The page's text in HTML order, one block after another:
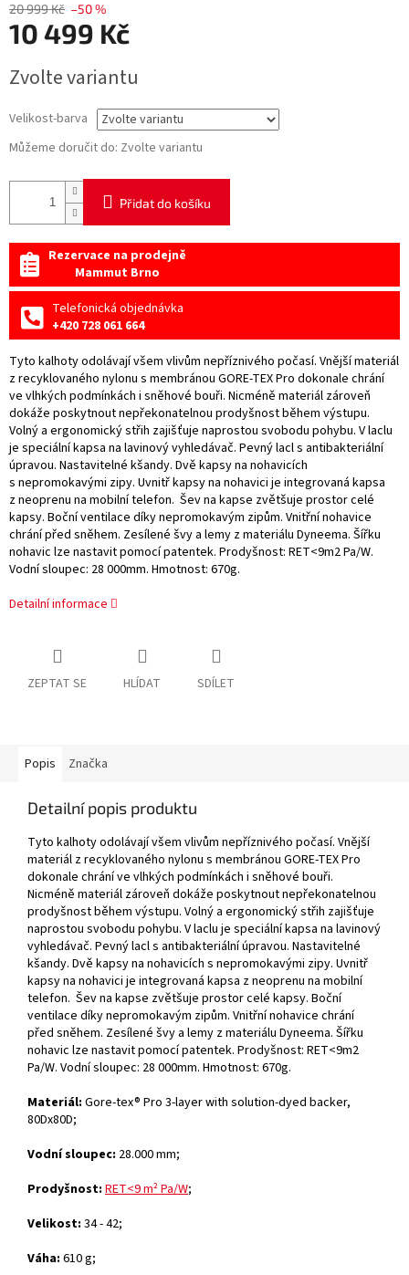
20 999 Kč –50 %
10 499 Kč
cena:
Zvolte variantu
Velikost-barva
Můžeme doručit do: Zvolte variantu
Přidat do košíku
Rezervace na prodejně
Mammut Brno
Telefonická objednávka
+420 728 061 664
Tyto kalhoty odolávají všem vlivům nepříznivého počasí. Vnější materiál
z recyklovaného nylonu s membránou GORE-TEX Pro dokonale chrání
ve vlhkých podmínkách i sněhové bouři. Nicméně materiál zároveň
dokáže poskytnout nepřekonatelnou prodyšnost během výstupu.
Volný a ergonomický střih zajišťuje naprostou svobodu pohybu. V laclu
je speciální kapsa na lavinový vyhledávač. Pevný lacl s antibakteriální
úpravou. Nastavitelné kšandy. Dvě kapsy na nohavicích
s nepromokavými zipy. Uvnitř kapsy na nohavici je integrovaná kapsa
z neoprenu na mobilní telefon. Šev na kapse zvětšuje prostor celé
kapsy. Boční ventilace díky nepromokavým zipům. Vnitřní nohavice
chrání před sněhem. Zesílené švy a lemy z materiálu Dyneema. Šířku
nohavic lze nastavit pomocí patentek. Prodyšnost: RET<9m2 Pa/W.
Vodní sloupec: 28 000mm. Hmotnost: 670g.
Detailní informace
ZEPTAT SE HLÍDAT SDÍLET
Popis Značka
Detailní popis produktu
Tyto kalhoty odolávají všem vlivům nepříznivého počasí. Vnější
materiál z recyklovaného nylonu s membránou GORE-TEX Pro
dokonale chrání ve vlhkých podmínkách i sněhové bouři.
Nicméně materiál zároveň dokáže poskytnout nepřekonatelnou
prodyšnost během výstupu. Volný a ergonomický střih zajišťuje
naprostou svobodu pohybu. V laclu je speciální kapsa na lavinový
vyhledávač. Pevný lacl s antibakteriální úpravou. Nastavitelné
kšandy. Dvě kapsy na nohavicích s nepromokavými zipy. Uvnitř
kapsy na nohavici je integrovaná kapsa z neoprenu na mobilní
telefon. Šev na kapse zvětšuje prostor celé kapsy. Boční
ventilace díky nepromokavým zipům. Vnitřní nohavice chrání
před sněhem. Zesílené švy a lemy z materiálu Dyneema. Šířku
nohavic lze nastavit pomocí patentek. Prodyšnost: RET<9m2
Pa/W. Vodní sloupec: 28 000mm. Hmotnost: 670g.
Materiál: Gore-tex® Pro 3-layer with solution-dyed backer,
80Dx80D;
Vodní sloupec: 28.000 mm;
Prodyšnost: RET<9 m² Pa/W;
Velikost: 34 - 42;
Váha: 610 g;